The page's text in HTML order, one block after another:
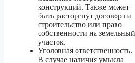
конструкций. Также может
быть расторгнут договор на
строительство или право
собственности на земельный
участок.
Уголовная ответственность.
В случае наличия умысла